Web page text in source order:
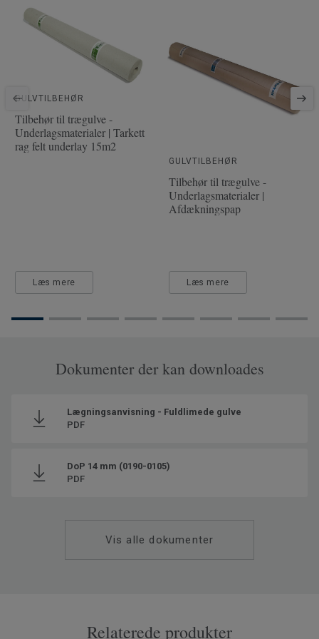
Artikler per pakke
Installationsmetode
Klik
SAP varenummer
7806020
Længde
Slitskiktsdybde
19.2 cm
GULVTILBEHØR
Tilbehør til trægulve -
Underlagsmaterialer | Tarkett
rag felt underlay 15m2
Læs mere
GULVTILBEHØR
Tilbehør til trægulve -
Underlagsmaterialer |
Afdækningspap
Læs mere
Dokumenter der kan downloades
Lægningsanvisning - Fuldlimede gulve
PDF
DoP 14 mm (0190-0105)
PDF
Vis alle dokumenter
Relaterede produkter